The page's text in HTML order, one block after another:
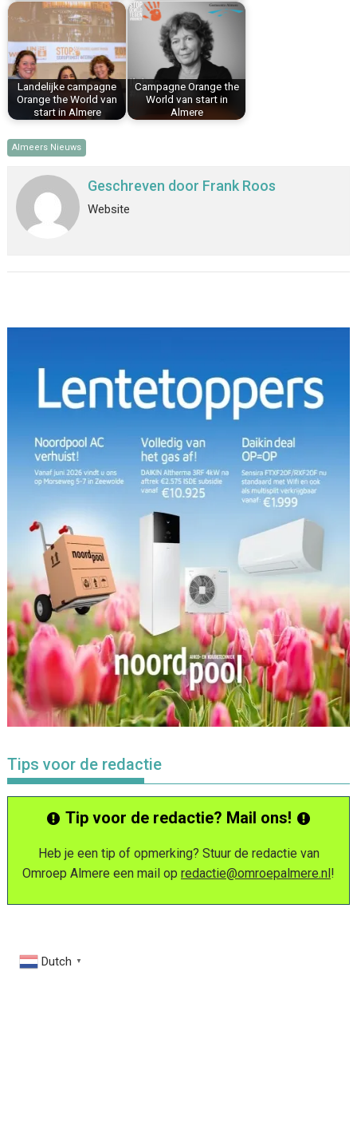
Landelijke campagne
Orange the World van
start in Almere
Campagne Orange the
World van start in
Almere
Almeers Nieuws
Geschreven door Frank Roos
Website
Tips voor de redactie
Tip voor de redactie? Mail ons!
Heb je een tip of opmerking? Stuur de redactie van
Omroep Almere een mail op redactie@omroepalmere.nl!
Dutch ▼